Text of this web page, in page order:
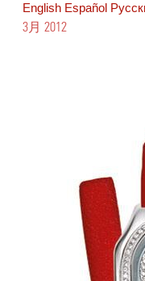
English Español
3月 2012